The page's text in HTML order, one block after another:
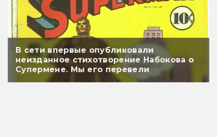
В сети впервые опубликовали
неизданное стихотворение Набокова о
Супермене. Мы его перевели